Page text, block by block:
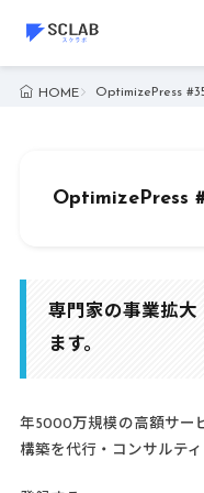
HOME OptimizePress
OptimizePress
専門家の事業拡大
ます。
年5000万規模の高額サー
構築を代行・コンサルティ